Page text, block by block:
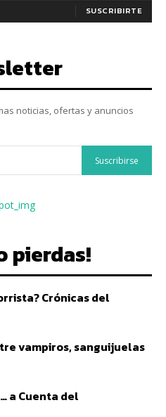
SUSCRIBIRTE
noticias, ofertas y anuncios
Suscribirse
pierdas!
Crónicas del
vampiros, sanguijuelas
a Cuenta del